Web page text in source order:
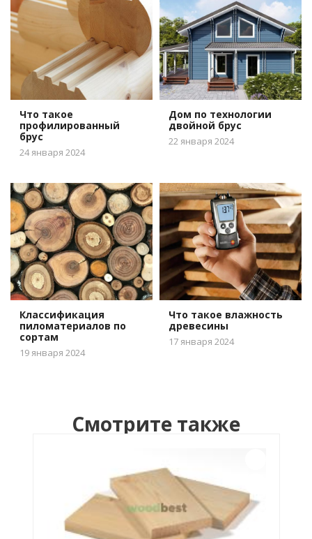
Что такое
профилированный
брус
24 января 2024
Дом по технологии
двойной брус
22 января 2024
Классификация
пиломатериалов по
сортам
19 января 2024
Что такое влажность
древесины
17 января 2024
Смотрите также